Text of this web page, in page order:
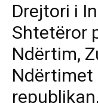
Drejtori i
Shtetëror
Ndërtim,
Ndërtimet